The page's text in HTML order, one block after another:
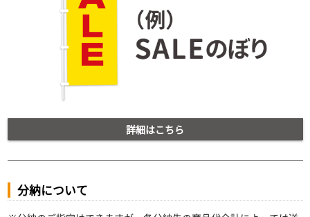
詳細はこちら
分納について